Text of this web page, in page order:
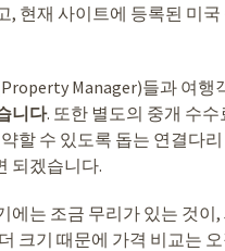
현재 사이트에 등록된 미
Manager)들과 여행
니다. 또한 별도의 중개 수
할 수 있도록 돕는 연결다
되겠습니다.
는 조금 무리가 있는 것
크기 때문에 가격 비교는